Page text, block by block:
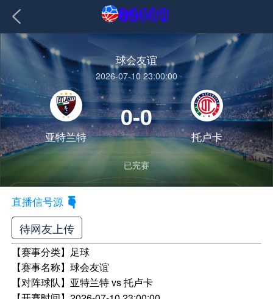
球会友谊
2026-07-10 23:00:00
亚特兰特
0-0
托卢卡
已完赛
直播信号源
待网友上传
【赛事分类】 足球
【赛事名称】球会友谊
【对阵球队】 亚特兰特 vs 托卢卡